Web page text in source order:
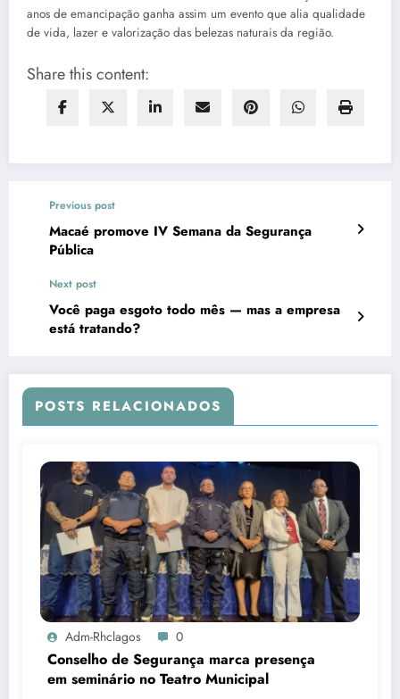
anos de emancipação ganha assim um evento que alia qualidade
de vida, lazer e valorização das belezas naturais da região.
Share this content:
Previous post
Macaé promove IV Semana da Segurança
Pública
Next post
Você paga esgoto todo mês — mas a empresa
está tratando?
POSTS RELACIONADOS
Adm-Rhclagos 0
Conselho de Segurança marca presença
em seminário no Teatro Municipal